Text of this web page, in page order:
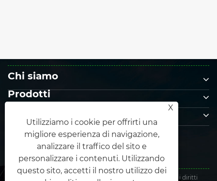
Chi siamo
Prodotti
SEGUICI
Copyright © 2025 Xiamen Honor Energy Co., Ltd. Tutti i diritti
X
Utilizziamo i cookie per offrirti una
migliore esperienza di navigazione,
analizzare il traffico del sito e
personalizzare i contenuti. Utilizzando
questo sito, accetti il ​​nostro utilizzo dei